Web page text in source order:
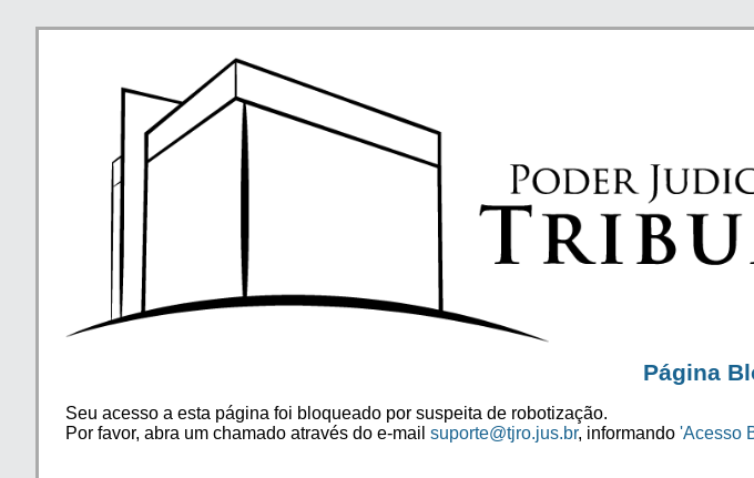
Página
Seu acesso a esta página foi bloqueado por suspeita de robotização.
Por favor, abra um chamado através do e-mail suporte@tjro.jus.br, informando 'Acesso